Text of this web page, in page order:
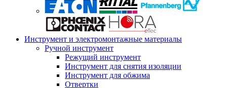
Инструмент и электромонтажные материалы
Ручной инструмент
Режущий инструмент
Инструмент для снятия изоляции
Инструмент для обжима
Отвертки